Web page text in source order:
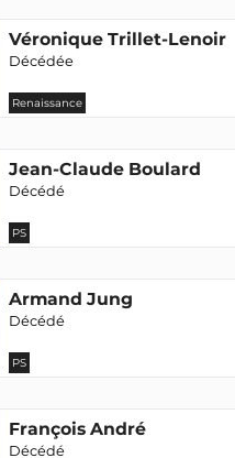
Véronique Trillet-Lenoir
Décédée
Renaissance
Jean-Claude Boulard
Décédé
PS
Armand Jung
Décédé
PS
François André
Décédé